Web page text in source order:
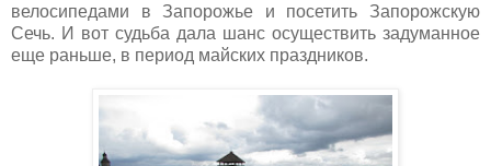
велосипедами в Запорожье и посетить Запорожскую
Сечь. И вот судьба дала шанс осуществить задуманное
еще раньше, в период майских праздников.